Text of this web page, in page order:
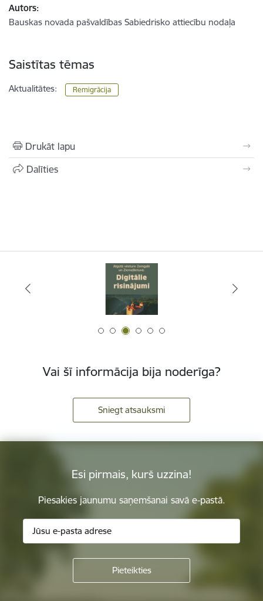
Autors:
Bauskas novada pašvaldības Sabiedrisko attiecību nodaļa
Saistītas tēmas
Aktualitātes: Remigrācija
Drukāt lapu
Dalīties
Vai šī informācija bija noderīga?
Sniegt atsauksmi
Esi pirmais, kurš uzzina!
Piesakies jaunumu saņemšanai savā e-pastā.